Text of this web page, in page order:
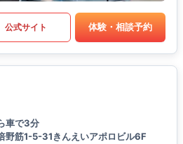
公式サイト 体験・相談予約
車で3分
野筋1-5-31きんえいアポロビル6F